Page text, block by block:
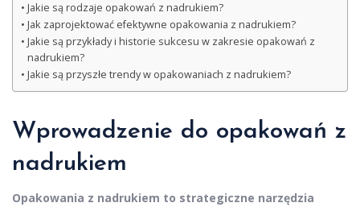
Jakie są rodzaje opakowań z nadrukiem?
Jak zaprojektować efektywne opakowania z nadrukiem?
Jakie są przykłady i historie sukcesu w zakresie opakowań z
nadrukiem?
Jakie są przyszłe trendy w opakowaniach z nadrukiem?
Wprowadzenie do opakowań z
nadrukiem
Opakowania z nadrukiem to strategiczne narzędzia